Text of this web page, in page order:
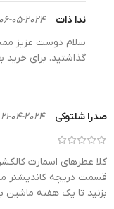
خرید و قیمت
قیمت ادکلنهای
مختلف تهیه کنید و
مخصوص به فصول
زنانه و مردانه را
اسمارت کالکشن با
هاکان مد تجربه
ندا ذات –
2024-05-06
سلام دوست عزیز
گذاشتید. برای خرید
صدرا شلتوکی –
2024-04-21
کلا عطرهای اسمارت
قسمت دریچه کاندیشنر
بزنید تا یک هفته